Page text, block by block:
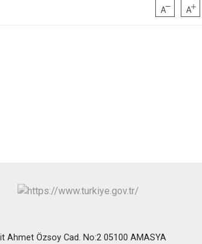
Ahmet Özsoy Cad. No:2 05100 AMASYA